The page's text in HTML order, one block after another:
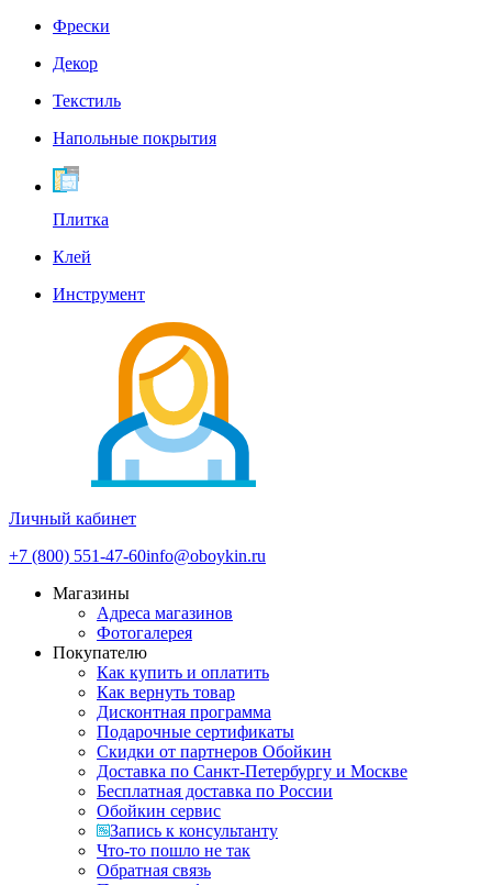
Фрески
Декор
Текстиль
Напольные покрытия
Плитка
Клей
Инструмент
Личный кабинет
+7 (800) 551-47-60info@oboykin.ru
Магазины
Адреса магазинов
Фотогалерея
Покупателю
Как купить и оплатить
Как вернуть товар
Дисконтная программа
Подарочные сертификаты
Скидки от партнеров Обойкин
Доставка по Санкт-Петербургу и Москве
Бесплатная доставка по России
Обойкин сервис
Запись к консультанту
Что-то пошло не так
Обратная связь